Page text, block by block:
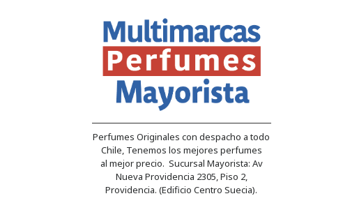
Perfumes Originales con despacho a todo
Chile, Tenemos los mejores perfumes
al mejor precio. Sucursal Mayorista: Av
Nueva Providencia 2305, Piso 2,
Providencia. (Edificio Centro Suecia).